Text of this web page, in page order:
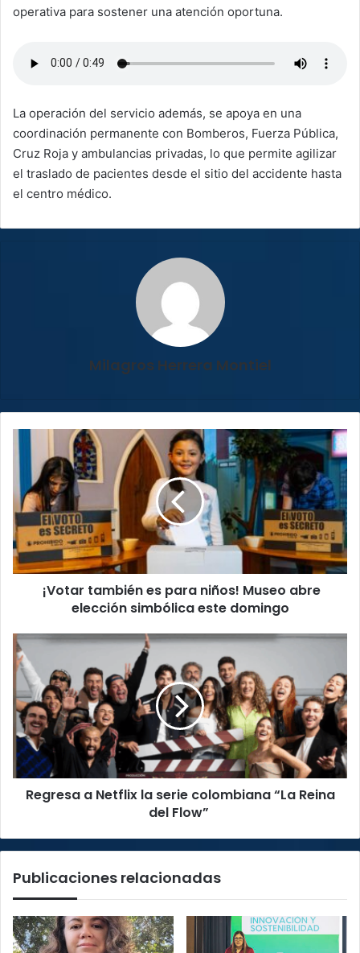
operativa para sostener una atención oportuna.
La operación del servicio además, se apoya en una
coordinación permanente con Bomberos, Fuerza Pública,
Cruz Roja y ambulancias privadas, lo que permite agilizar
el traslado de pacientes desde el sitio del accidente hasta
el centro médico.
Milagros Herrera Montiel
también
para
niños!
Museo
abre
elección
simbólica
¡Votar también es para niños! Museo abre
elección simbólica este domingo
Regresa
a
Netflix
la
serie
colombiana
“La
Reina
del
Flow”
Regresa a Netflix la serie colombiana “La Reina
del Flow”
Publicaciones relacionadas